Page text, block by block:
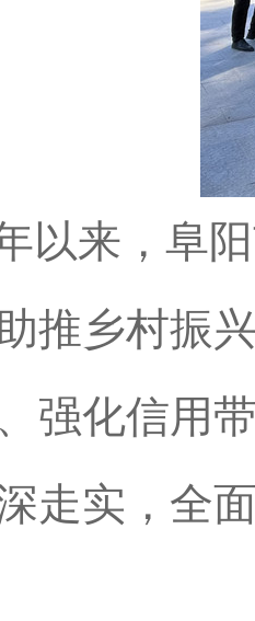
以来，阜
推乡村振
强化信用
走实，全